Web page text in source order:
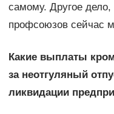
самому. Другое
профсоюзов сейчас
Какие выплаты
за неотгуляный
ликвидации